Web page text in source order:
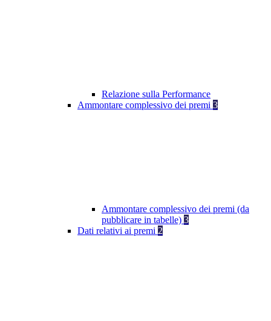
Relazione sulla Performance
Ammontare complessivo dei premi 3
Ammontare complessivo dei premi (da
pubblicare in tabelle) 3
Dati relativi ai premi 2